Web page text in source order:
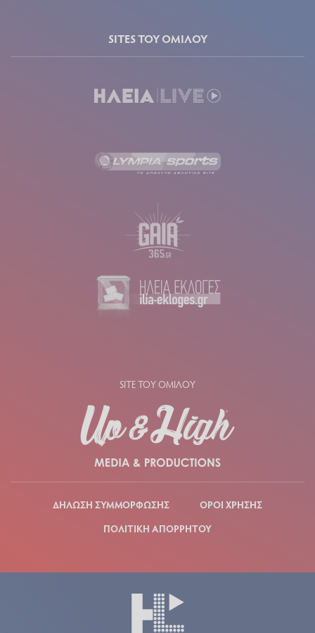
SITES ΤΟΥ ΟΜΙΛΟΥ
SITE ΤΟΥ ΟΜΙΛΟΥ
ΔΗΛΩΣΗ ΣΥΜΜΟΡΦΩΣΗΣ
ΟΡΟΙ ΧΡΗΣΗΣ
ΠΟΛΙΤΙΚΗ ΑΠΟΡΡΗΤΟΥ